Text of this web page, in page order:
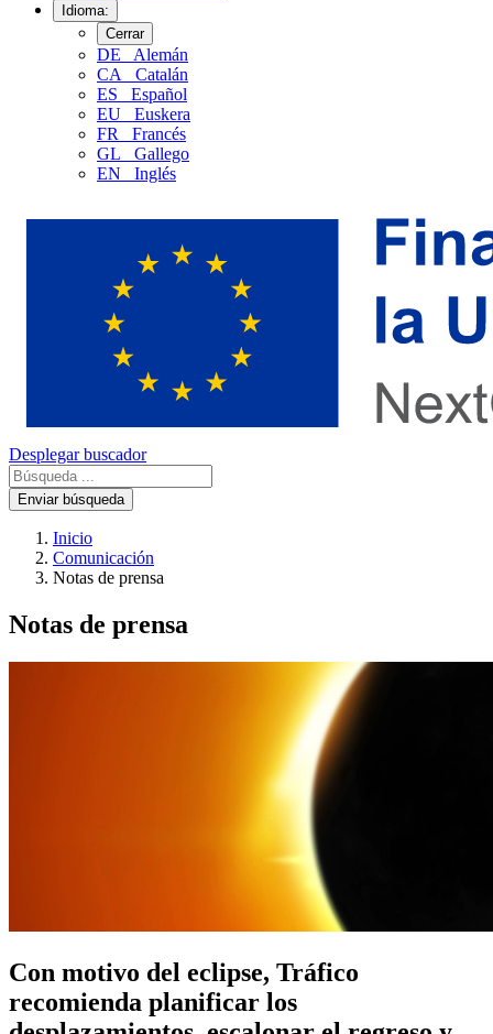
Idioma:
Cerrar
DE
Alemán
CA
Catalán
ES
Español
EU
Euskera
FR
Francés
GL
Gallego
EN
Inglés
Desplegar buscador
Enviar búsqueda
Inicio
Comunicación
Notas de prensa
Notas de prensa
Con motivo del eclipse, Tráfico
recomienda planificar los